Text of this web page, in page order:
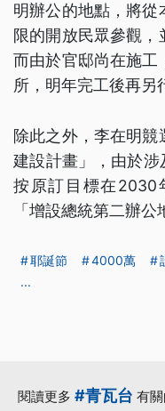
明辦公的地點，將
限的開放民眾參觀，
而由於官邸尚在施工
所，明年完工後再另
除此之外，李在明
建設計畫」，由於
按原訂目標在2030
「增設總統第二辦公
耶誕節 4000萬
...
閱讀更多 #青瓦台 有